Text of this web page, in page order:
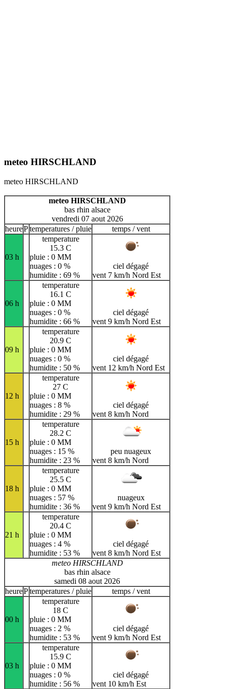
meteo HIRSCHLAND
meteo HIRSCHLAND
meteo HIRSCHLAND
bas rhin alsace
vendredi 07 aout 2026
heurePtemperatures / pluie temps / vent
03 h
temperature
15.3 C
pluie : 0 MM
nuages : 0 %
humidite : 69 %
ciel dégagé
vent 7 km/h Nord Est
06 h
temperature
16.1 C
pluie : 0 MM
nuages : 0 %
humidite : 66 %
ciel dégagé
vent 9 km/h Nord Est
09 h
temperature
20.9 C
pluie : 0 MM
nuages : 0 %
humidite : 50 %
ciel dégagé
vent 12 km/h Nord Est
12 h
temperature
27 C
pluie : 0 MM
nuages : 8 %
humidite : 29 %
ciel dégagé
vent 8 km/h Nord
15 h
temperature
28.2 C
pluie : 0 MM
nuages : 15 %
humidite : 23 %
peu nuageux
vent 8 km/h Nord
18 h
temperature
25.5 C
pluie : 0 MM
nuages : 57 %
humidite : 36 %
nuageux
vent 9 km/h Nord Est
21 h
temperature
20.4 C
pluie : 0 MM
nuages : 4 %
humidite : 53 %
ciel dégagé
vent 8 km/h Nord Est
meteo HIRSCHLAND
bas rhin alsace
samedi 08 aout 2026
heurePtemperatures / pluie temps / vent
00 h
temperature
18 C
pluie : 0 MM
nuages : 2 %
humidite : 53 %
ciel dégagé
vent 9 km/h Nord Est
03 h
temperature
15.9 C
pluie : 0 MM
nuages : 0 %
humidite : 56 %
ciel dégagé
vent 10 km/h Est